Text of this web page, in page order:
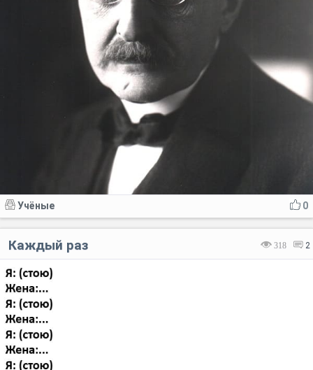
0
Учёные
318 2
Каждый раз